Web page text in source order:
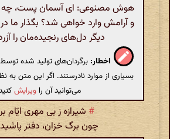
هوش مصنوعی: ای آسمان پست، چه
و آرامش وارد خواهی شد؟ بگذار ما
دیگر دل‌های رنجیده‌مان را
اخطار: برگردان‌های تولید شده
بسیاری از موارد نادرستند. اگر این متن به
می‌توانید آن را ویرایش
# شیرازه ز بی مهری ایّام
چون برگ خزان، دفتر